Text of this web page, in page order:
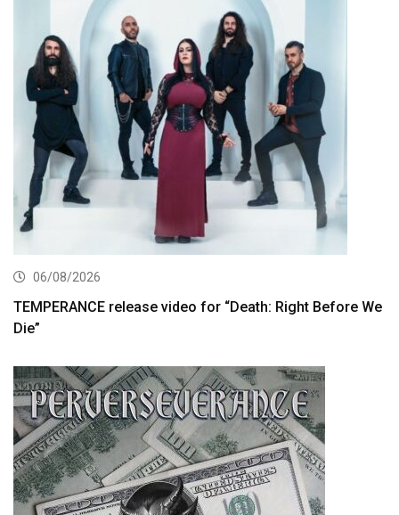
06/08/2026
TEMPERANCE release video for “Death: Right Before We
Die”